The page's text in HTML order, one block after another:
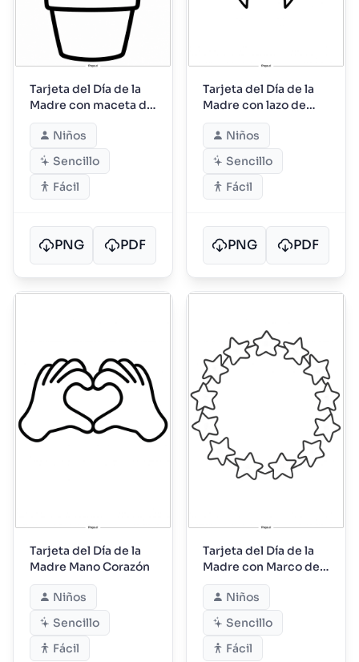
Tarjeta del Día de la
Madre con maceta de
flores
Niños
Sencillo
Fácil
PNG PDF
Tarjeta del Día de la
Madre con lazo de
cinta
Niños
Sencillo
Fácil
PNG PDF
Tarjeta del Día de la
Madre Mano Corazón
Niños
Sencillo
Fácil
Tarjeta del Día de la
Madre con Marco de
Estrellas
Niños
Sencillo
Fácil